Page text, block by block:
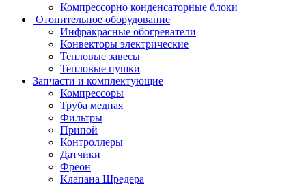
Компрессорно конденсаторные блоки
Отопительное оборудование
Инфракрасные обогреватели
Конвекторы электрические
Тепловые завесы
Тепловые пушки
Запчасти и комплектующие
Компрессоры
Труба медная
Фильтры
Припой
Контроллеры
Датчики
Фреон
Клапана Шредера